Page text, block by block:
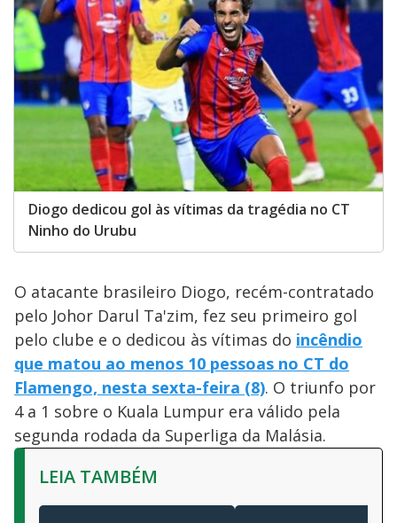
Diogo dedicou gol às vítimas da tragédia no CT
Ninho do Urubu
O atacante brasileiro Diogo, recém-contratado
pelo Johor Darul Ta'zim, fez seu primeiro gol
pelo clube e o dedicou às vítimas do incêndio
que matou ao menos 10 pessoas no CT do
Flamengo, nesta sexta-feira (8). O triunfo por
4 a 1 sobre o Kuala Lumpur era válido pela
segunda rodada da Superliga da Malásia.
LEIA TAMBÉM